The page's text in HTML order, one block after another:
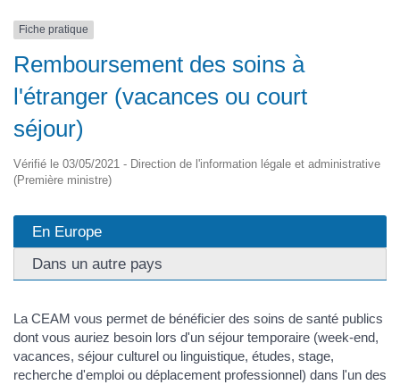
Fiche pratique
Remboursement des soins à
l'étranger (vacances ou court
séjour)
Vérifié le 03/05/2021 - Direction de l'information légale et administrative
(Première ministre)
En Europe
Dans un autre pays
La CEAM vous permet de bénéficier des soins de santé publics
dont vous auriez besoin lors d'un séjour temporaire (week-end,
vacances, séjour culturel ou linguistique, études, stage,
recherche d'emploi ou déplacement professionnel) dans l'un des